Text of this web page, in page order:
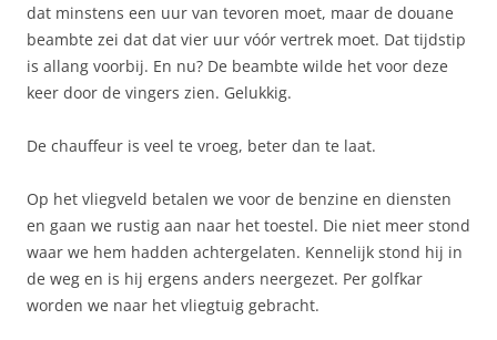
dat minstens een uur van tevoren moet, maar de douane
beambte zei dat dat vier uur vóór vertrek moet. Dat tijdstip
is allang voorbij. En nu? De beambte wilde het voor deze
keer door de vingers zien. Gelukkig.
De chauffeur is veel te vroeg, beter dan te laat.
Op het vliegveld betalen we voor de benzine en diensten
en gaan we rustig aan naar het toestel. Die niet meer stond
waar we hem hadden achtergelaten. Kennelijk stond hij in
de weg en is hij ergens anders neergezet. Per golfkar
worden we naar het vliegtuig gebracht.